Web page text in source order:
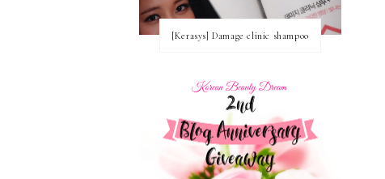
[Kerasys] Damage clinic shampoo